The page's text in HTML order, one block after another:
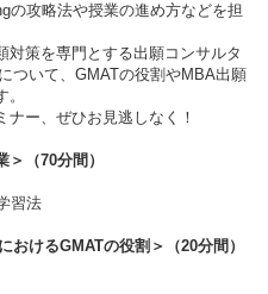
の攻略法や授業の進め方などを担
対策を専門とする出願コンサルタ
ついて、GMATの役割やMBA出願
ー、ぜひお見逃しなく！
（70分間）
習法
おけるGMATの役割＞（20分間）